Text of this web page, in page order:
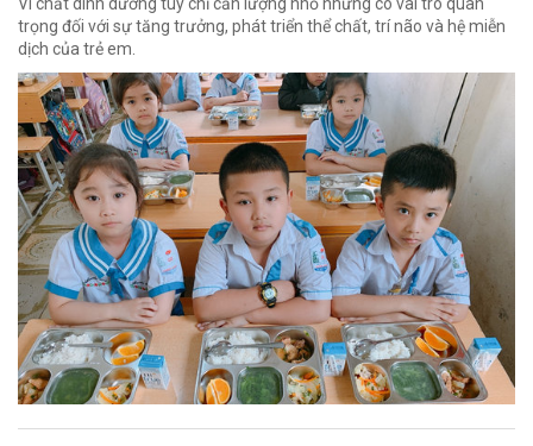
trọng đối với sự tăng trưởng, phát triển thể chất, trí não và hệ miễn
dịch của trẻ em.